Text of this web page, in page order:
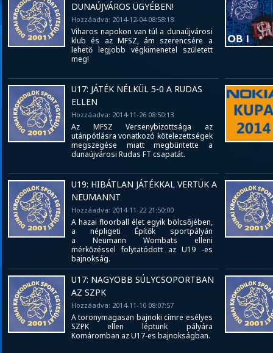
DUNAÚJVÁROS ÜGYÉBEN!
Hozzáadva: 2014-12-04 08:58:18
Viharos napokon van túl a dunaújvárosi
klub és az MFSZ, ám szerencsére a
lehető legjobb végkimenetel született
meg!
U17: JÁTÉK NÉLKÜL 5-0 A RUDAS
ELLEN
Hozzáadva: 2014-11-26 08:50:13
Az MFSZ Versenybizottsága az
utánpótlásra vonatkozó kötelezettségek
megszegése miatt megbüntette a
dunaújvárosi Rudas FT csapatát.
U19: HIBÁTLAN JÁTÉKKAL VERTÜK A
NEUMANNT
Hozzáadva: 2014-11-22 21:50:00
A hazai floorball élet egyik bölcsőjében,
a népligeti Építők sportpályán
a Neumann Wombats elleni
mérkőzéssel folytatódott az U19 -es
bajnokság.
U17: NAGYOBB SÚLYCSOPORTBAN
AZ SZPK
Hozzáadva: 2014-11-10 08:07:57
A toronymagasan bajnoki címre esélyes
SZPK ellen léptünk pályára
Komáromban az U17-es bajnokságban.